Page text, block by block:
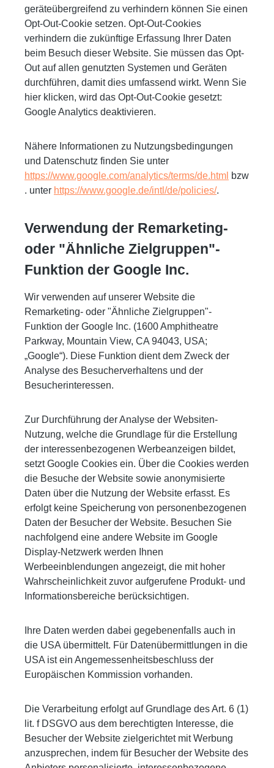
geräteübergreifend zu verhindern können Sie einen
Opt-Out-Cookie setzen. Opt-Out-Cookies
verhindern die zukünftige Erfassung Ihrer Daten
beim Besuch dieser Website. Sie müssen das Opt-
Out auf allen genutzten Systemen und Geräten
durchführen, damit dies umfassend wirkt. Wenn Sie
hier klicken, wird das Opt-Out-Cookie gesetzt:
Google Analytics deaktivieren.
Nähere Informationen zu Nutzungsbedingungen
und Datenschutz finden Sie unter
https://www.google.com/analytics/terms/de.html bzw
. unter https://www.google.de/intl/de/policies/.
Verwendung der Remarketing-
oder "Ähnliche Zielgruppen"-
Funktion der Google Inc.
Wir verwenden auf unserer Website die
Remarketing- oder "Ähnliche Zielgruppen"-
Funktion der Google Inc. (1600 Amphitheatre
Parkway, Mountain View, CA 94043, USA;
„Google“). Diese Funktion dient dem Zweck der
Analyse des Besucherverhaltens und der
Besucherinteressen.
Zur Durchführung der Analyse der Websiten-
Nutzung, welche die Grundlage für die Erstellung
der interessenbezogenen Werbeanzeigen bildet,
setzt Google Cookies ein. Über die Cookies werden
die Besuche der Website sowie anonymisierte
Daten über die Nutzung der Website erfasst. Es
erfolgt keine Speicherung von personenbezogenen
Daten der Besucher der Website. Besuchen Sie
nachfolgend eine andere Website im Google
Display-Netzwerk werden Ihnen
Werbeeinblendungen angezeigt, die mit hoher
Wahrscheinlichkeit zuvor aufgerufene Produkt- und
Informationsbereiche berücksichtigen.
Ihre Daten werden dabei gegebenenfalls auch in
die USA übermittelt. Für Datenübermittlungen in die
USA ist ein Angemessenheitsbeschluss der
Europäischen Kommission vorhanden.
Die Verarbeitung erfolgt auf Grundlage des Art. 6 (1)
lit. f DSGVO aus dem berechtigten Interesse, die
Besucher der Website zielgerichtet mit Werbung
anzusprechen, indem für Besucher der Website des